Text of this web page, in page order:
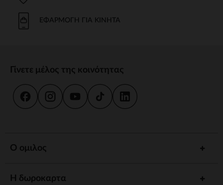
ΕΦΑΡΜΟΓΉ ΓΙΑ ΚΙΝΗΤΆ
Γίνετε μέλος της κοινότητας
Ο ομιλος
Η δωροκαρτα